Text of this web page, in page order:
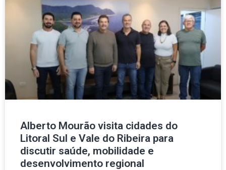
Alberto Mourão visita cidades do
Litoral Sul e Vale do Ribeira para
discutir saúde, mobilidade e
desenvolvimento regional